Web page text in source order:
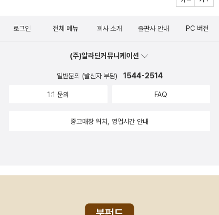
로그인 전체 메뉴 회사 소개 출판사 안내 PC 버전
(주)알라딘커뮤니케이션
일반문의 (발신자 부담) 1544-2514
1:1 문의 FAQ
중고매장 위치, 영업시간 안내